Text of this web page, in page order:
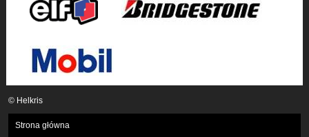
© Helkris
Strona główna